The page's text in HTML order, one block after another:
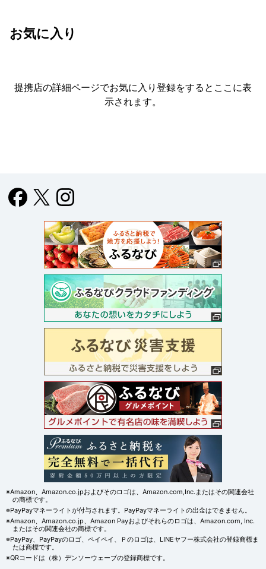
お気に入り
提携店の詳細ページでお気に入り登録をすると ここに表
示されます。
※Amazon、Amazon.co.jpおよびそのロゴは、Amazon.com,Inc.またはその関連会社
の商標です。
※PayPayマネーライトが付与されます。PayPayマネーライトの出金はできません。
※Amazon、Amazon.co.jp、Amazon Payおよびそれらのロゴは、Amazon.com, Inc.
またはその関連会社の商標です。
※PayPay、PayPayのロゴ、ペイペイ、Ｐのロゴは、LINEヤフー株式会社の登録商標ま
たは商標です。
※QRコードは（株）デンソーウェーブの登録商標です。